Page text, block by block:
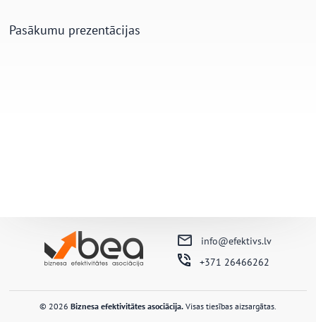
Pasākumu prezentācijas
info@efektivs.lv
+371 26466262
© 2026 Biznesa efektivitātes asociācija. Visas tiesības aizsargātas.